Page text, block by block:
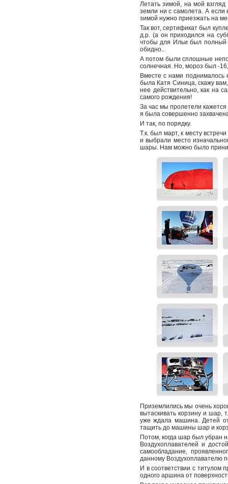
Летать зимой, на мой
земли ни с самолета. А если
зимой нужно приезжать на
Так вот, сертификат был
д.р. (а он приходился на
чтобы для Ильи был полный
обидно..
А потом были сплошные
солнечная. Но, мороз был -
Вместе с нами
была Катя Синица, скажу
нее действительно, как на
самого рождения!
За час мы пролетели
я была совершенно
И так, по порядку.
Т.к. был март, к месту
и выбрали место
шары. Нам можно было
Приземлились мы очень
вытаскивать корзину и шар,
уже ждала машина. Детей
тащить до машины шар и
Потом, когда шар был убран
Воздухоплавателей и
самообладание,
данному Воздухоплавателю
И в соответствии с титулом
одного аршина от